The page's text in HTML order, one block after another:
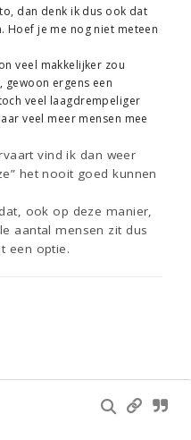
dan denk ik dus ook dat
Hoef je me nog niet meteen
veel makkelijker zou
gewoon ergens een
veel laagdrempeliger
veel meer mensen mee
vind ik dan weer
het nooit goed kunnen
ook op deze manier,
aantal mensen zit dus
een optie.